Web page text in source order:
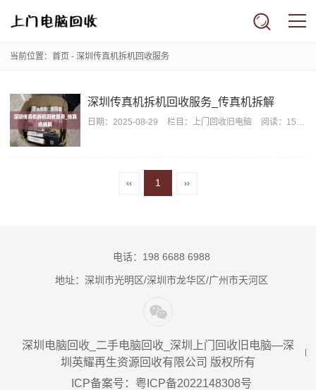
当前位置： 首页 - 深圳传真机拆机回收服务
深圳传真机拆机回收服务_传真机拆解
日期： 2025-08-29 栏目： 上门回收旧电脑 阅读：1528
‹‹ 1 ››
电话：198 6688 6988
地址：深圳市光明区/深圳市龙华区/广州市天河区
深圳电脑回收_二手电脑回收_深圳上门回收旧电脑—深
圳英耀再生资源回收有限公司 版权所有
ICP备案号：粤ICP备2022148308号